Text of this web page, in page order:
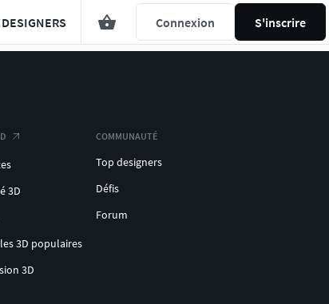
Connexion S'inscrire
3D
3D populaires
3D
COMMUNAUTÉ
Top designers
Défis
Forum